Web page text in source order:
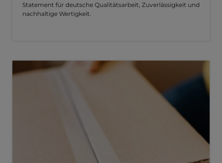
Statement für deutsche Qualitätsarbeit, Zuverlässigkeit und
nachhaltige Wertigkeit.